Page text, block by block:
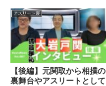
アスリート裏
【後編】元関取から相撲の
裏舞台やアスリートとして